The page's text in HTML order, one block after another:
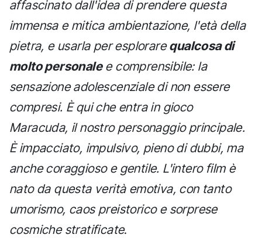
affascinato dall'idea di prendere questa
immensa e mitica ambientazione, l'età della
pietra, e usarla per esplorarequalcosa di
molto personalee comprensibile: la
sensazione adolescenziale di non essere
compresi. È qui che entra in gioco
Maracuda, il nostro personaggio principale.
È impacciato, impulsivo, pieno di dubbi, ma
anche coraggioso e gentile. L'intero film è
nato da questa verità emotiva, con tanto
umorismo, caos preistorico e sorprese
cosmiche stratificate.